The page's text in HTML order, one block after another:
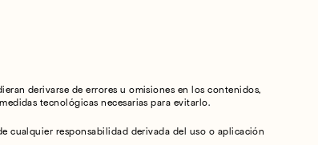
derivarse de errores u omisiones en los contenidos,
tecnológicas necesarias para evitarlo.
cualquier responsabilidad derivada del uso o aplicación